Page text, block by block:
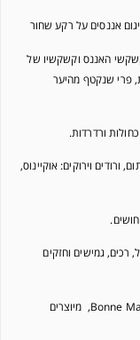
אננסים על רקע שחור
האננס וקשקשיו של
פרי שנקטף מהיער
ורדרדות.
ורודים וירוקים: אוקיינוס,
כפול, רכים, גמישים וחזקים
הגרביים מעוצבים בדוגמאות ובצבעוניות בלעדיים ל Bonne Maison, מיוצרים